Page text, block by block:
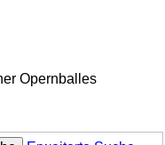
Opernballes